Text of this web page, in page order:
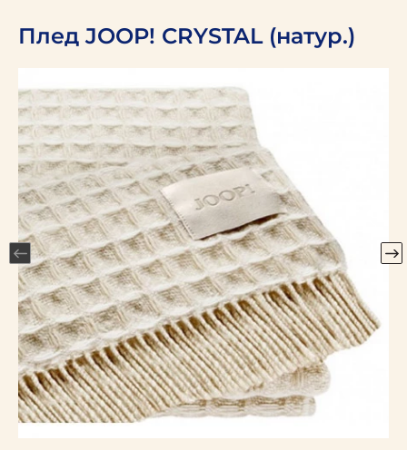
Плед JOOP! CRYSTAL (натур.)